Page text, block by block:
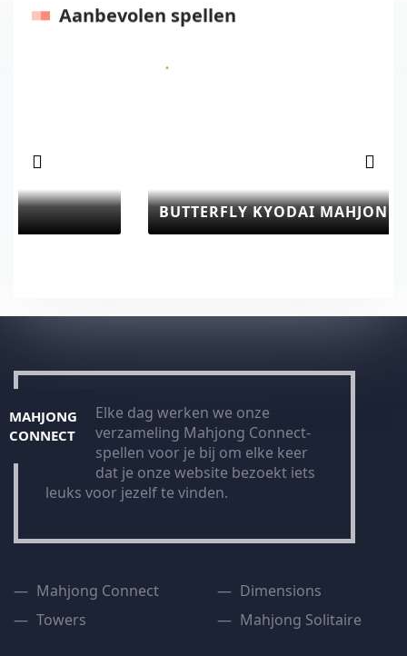
Aanbevolen spellen
BUTTERFLY KYODAI MAHJONG CONNECT
MAHJONG
CONNECT
Elke dag werken we onze
verzameling Mahjong Connect-
spellen voor je bij om elke keer
dat je onze website bezoekt iets
leuks voor jezelf te vinden.
Mahjong Connect
Towers
Dimensions
Mahjong Solitaire